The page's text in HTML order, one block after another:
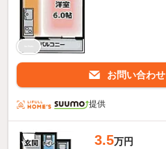
お問い合わせ
提供
3.5万円